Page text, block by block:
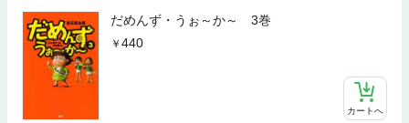
だめんず・うぉ～か～ 3巻
440
カートへ